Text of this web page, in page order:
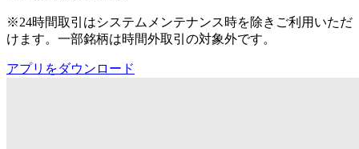
※24時間取引はシステムメンテナンス時を除きご利用いただ
けます。一部銘柄は時間外取引の対象外です。
アプリをダウンロード